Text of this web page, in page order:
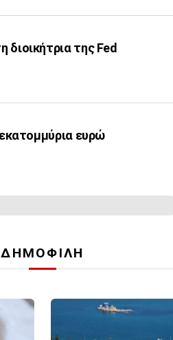
διοικήτρια της Fed
ευρώ
ΔΗΜΟΦΙΛΗ